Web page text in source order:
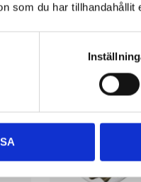
som du har